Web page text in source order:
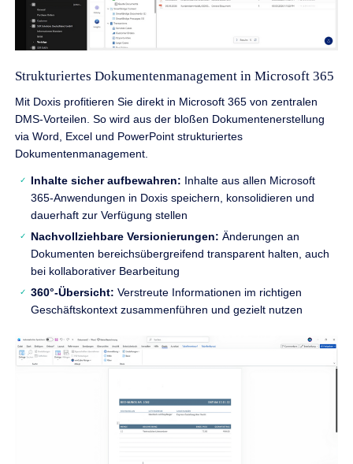
Strukturiertes Dokumentenmanagement in Microsoft 365
Mit Doxis profitieren Sie direkt in Microsoft 365 von zentralen
DMS-Vorteilen. So wird aus der bloßen Dokumentenerstellung
via Word, Excel und PowerPoint strukturiertes
Dokumentenmanagement.
Inhalte sicher aufbewahren: Inhalte aus allen Microsoft
365-Anwendungen in Doxis speichern, konsolidieren und
dauerhaft zur Verfügung stellen
Nachvollziehbare Versionierungen:Änderungen an
Dokumenten bereichsübergreifend transparent halten, auch
bei kollaborativer Bearbeitung
360°-Übersicht:Verstreute Informationen im richtigen
Geschäftskontext zusammenführen und gezielt nutzen